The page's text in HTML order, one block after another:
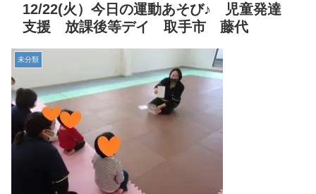
12/22(火）今日の運動あそび♪ 児童発達
支援 放課後等デイ 取手市 藤代
未分類